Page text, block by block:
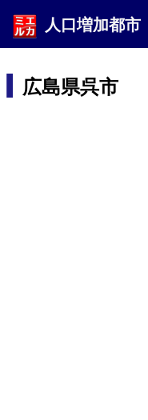
人口増加都市
広島県呉市